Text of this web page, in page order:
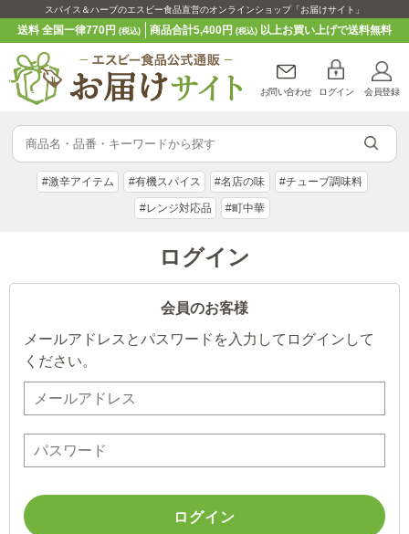
スパイス＆ハーブのエスビー食品直営のオンラインショップ「お届けサイト」
送料 全国一律770円(税込) 商品合計5,400円 (税込)以上お買い上げで送料無料
お問い合わせ ログイン 会員登録
#激辛アイテム #有機スパイス #名店の味 #チューブ調味料
#レンジ対応品 #町中華
ログイン
会員のお客様
メールアドレスとパスワードを入力してログインして
ください。